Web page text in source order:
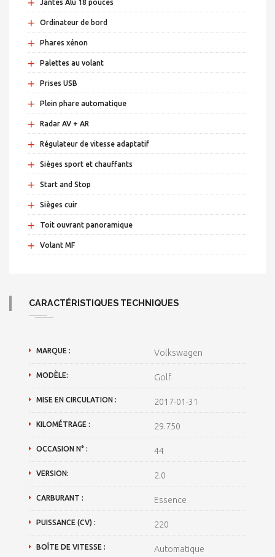
Jantes Alu 18 pouces
+ Ordinateur de bord
+ Phares xénon
+ Palettes au volant
+ Prises USB
+ Plein phare automatique
+ Radar AV + AR
+ Régulateur de vitesse adaptatif
+ Sièges sport et chauffants
+ Start and Stop
+ Sièges cuir
+ Toit ouvrant panoramique
+ Volant MF
CARACTÉRISTIQUES TECHNIQUES
MARQUE : Volkswagen
MODÈLE: Golf
MISE EN CIRCULATION : 2017-01-31
KILOMÉTRAGE : 29.750
OCCASION N° : 44
VERSION: 2.0
CARBURANT : Essence
PUISSANCE (CV) : 220
BOÎTE DE VITESSE : Automatique